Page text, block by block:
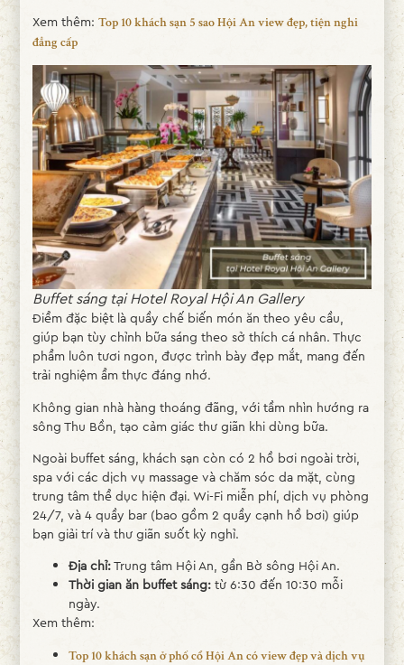
Xem thêm: Top 10 khách sạn 5 sao Hội An view đẹp, tiện nghi
đẳng cấp
Buffet sáng tại Hotel Royal Hội An Gallery
Điểm đặc biệt là quầy chế biến món ăn theo yêu cầu,
giúp bạn tùy chỉnh bữa sáng theo sở thích cá nhân. Thực
phẩm luôn tươi ngon, được trình bày đẹp mắt, mang đến
trải nghiệm ẩm thực đáng nhớ.
Không gian nhà hàng thoáng đãng, với tầm nhìn hướng ra
sông Thu Bồn, tạo cảm giác thư giãn khi dùng bữa.
Ngoài buffet sáng, khách sạn còn có 2 hồ bơi ngoài trời,
spa với các dịch vụ massage và chăm sóc da mặt, cùng
trung tâm thể dục hiện đại. Wi-Fi miễn phí, dịch vụ phòng
24/7, và 4 quầy bar (bao gồm 2 quầy cạnh hồ bơi) giúp
bạn giải trí và thư giãn suốt kỳ nghỉ.
Địa chỉ:Trung tâm Hội An, gần Bờ sông Hội An.
Thời gian ăn buffet sáng:từ 6:30 đến 10:30 mỗi
ngày.
Xem thêm:
Top 10 khách sạn ở phố cổ Hội An có view đẹp và dịch vụ